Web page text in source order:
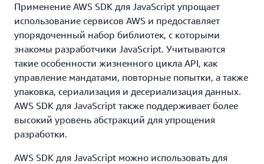
Применение AWS SDK для JavaScript упрощает
использование сервисов AWS и предоставляет
упорядоченный набор библиотек, с которыми
знакомы разработчики JavaScript. Учитываются
такие особенности жизненного цикла API, как
управление мандатами, повторные попытки, а также
упаковка, сериализация и десериализация данных.
AWS SDK для JavaScript также поддерживает более
высокий уровень абстракций для упрощения
разработки.
AWS SDK для JavaScript можно использовать для